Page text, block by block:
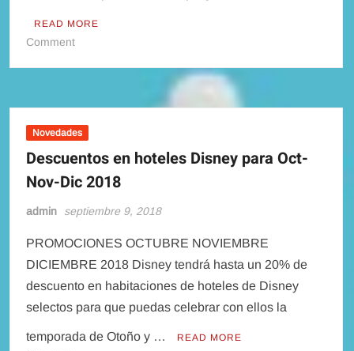
READ MORE
Commenton
of
Earth
Novedades
Descuentos en hoteles Disney para Oct-
Nov-Dic 2018
admin septiembre 9, 2018
PROMOCIONES OCTUBRE NOVIEMBRE
DICIEMBRE 2018 Disney tendrá hasta un 20% de
descuento en habitaciones de hoteles de Disney
selectos para que puedas celebrar con ellos la
temporada de Otoño y … READ MORE